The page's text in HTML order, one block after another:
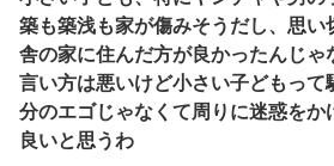
築も築浅も家が傷みそうだし、思い
舎の家に住んだ方が良かったんじ
言い方は悪いけど小さい子どもって
分のエゴじゃなくて周りに迷惑をか
良いと思うわ